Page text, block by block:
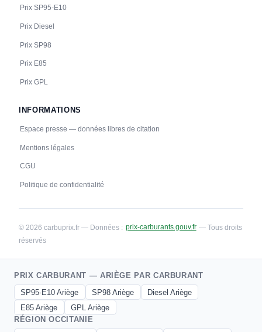
Prix SP95-E10
Prix Diesel
Prix SP98
Prix E85
Prix GPL
INFORMATIONS
Espace presse — données libres de citation
Mentions légales
CGU
Politique de confidentialité
© 2026 carbuprix.fr — Données : prix-carburants.gouv.fr — Tous droits
réservés
PRIX CARBURANT — ARIÈGE PAR CARBURANT
SP95-E10 Ariège
SP98 Ariège
Diesel Ariège
E85 Ariège
GPL Ariège
RÉGION OCCITANIE